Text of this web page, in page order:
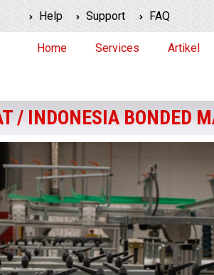
Help Support FAQ
Home Services Artikel
/ INDONESIA BONDED